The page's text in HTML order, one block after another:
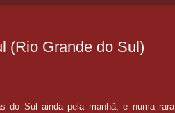
(Rio Grande do Sul)
do Sul ainda pela manhã, e numa rara